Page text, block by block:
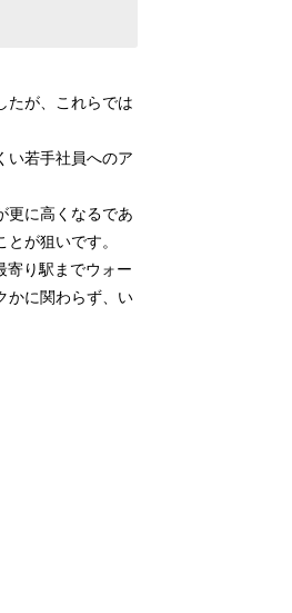
たが、これらでは
い若手社員へのア
更に高くなるであ
が狙いです。
寄り駅までウォー
かに関わらず、い